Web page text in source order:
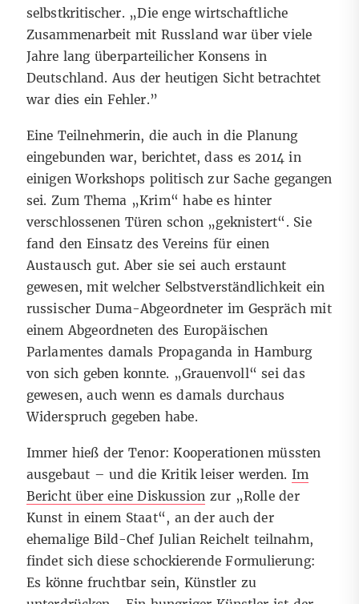
selbstkritischer. „Die enge wirtschaftliche
Zusammenarbeit mit Russland war über viele
Jahre lang überparteilicher Konsens in
Deutschland. Aus der heutigen Sicht betrachtet
war dies ein Fehler.”
Eine Teilnehmerin, die auch in die Planung
eingebunden war, berichtet, dass es 2014 in
einigen Workshops politisch zur Sache gegangen
sei. Zum Thema „Krim“ habe es hinter
verschlossenen Türen schon „geknistert“. Sie
fand den Einsatz des Vereins für einen
Austausch gut. Aber sie sei auch erstaunt
gewesen, mit welcher Selbstverständlichkeit ein
russischer Duma-Abgeordneter im Gespräch mit
einem Abgeordneten des Europäischen
Parlamentes damals Propaganda in Hamburg
von sich geben konnte. „Grauenvoll“ sei das
gewesen, auch wenn es damals durchaus
Widerspruch gegeben habe.
Immer hieß der Tenor: Kooperationen müssten
ausgebaut – und die Kritik leiser werden.Im
Bericht über eine Diskussion zur „Rolle der
Kunst in einem Staat“, an der auch der
ehemalige Bild-Chef Julian Reichelt teilnahm,
findet sich diese schockierende Formulierung:
Es könne fruchtbar sein, Künstler zu